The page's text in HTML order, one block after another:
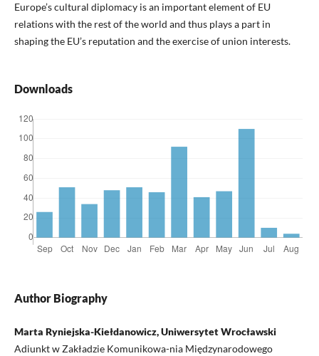
Europe’s cultural diplomacy is an important element of EU
relations with the rest of the world and thus plays a part in
shaping the EU’s reputation and the exercise of union interests.
Downloads
Author Biography
Marta Ryniejska-Kiełdanowicz, Uniwersytet Wrocławski
Adiunkt w Zakładzie Komunikowa-nia Międzynarodowego